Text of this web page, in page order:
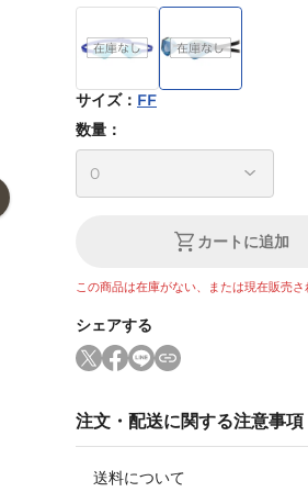
サイズ： FF
数量：
カートに追加
この商品は在庫がない、または現在販売さ
シェアする
注文・配送に関する注意事項
送料について